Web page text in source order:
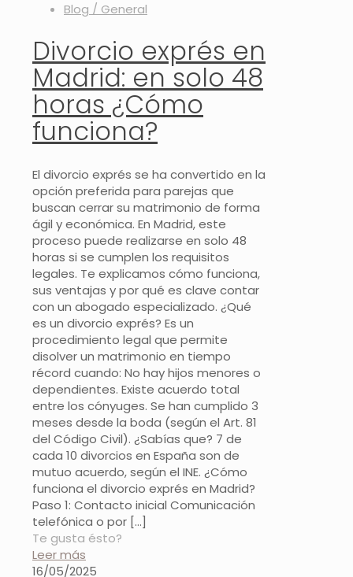
Blog / General
Divorcio exprés en
Madrid: en solo 48
horas ¿Cómo
funciona?
El divorcio exprés se ha convertido en la
opción preferida para parejas que
buscan cerrar su matrimonio de forma
ágil y económica. En Madrid, este
proceso puede realizarse en solo 48
horas si se cumplen los requisitos
legales. Te explicamos cómo funciona,
sus ventajas y por qué es clave contar
con un abogado especializado. ¿Qué
es un divorcio exprés? Es un
procedimiento legal que permite
disolver un matrimonio en tiempo
récord cuando: No hay hijos menores o
dependientes. Existe acuerdo total
entre los cónyuges. Se han cumplido 3
meses desde la boda (según el Art. 81
del Código Civil). ¿Sabías que? 7 de
cada 10 divorcios en España son de
mutuo acuerdo, según el INE. ¿Cómo
funciona el divorcio exprés en Madrid?
Paso 1: Contacto inicial Comunicación
telefónica o por […]
Te gusta ésto?
Leer más
16/05/2025